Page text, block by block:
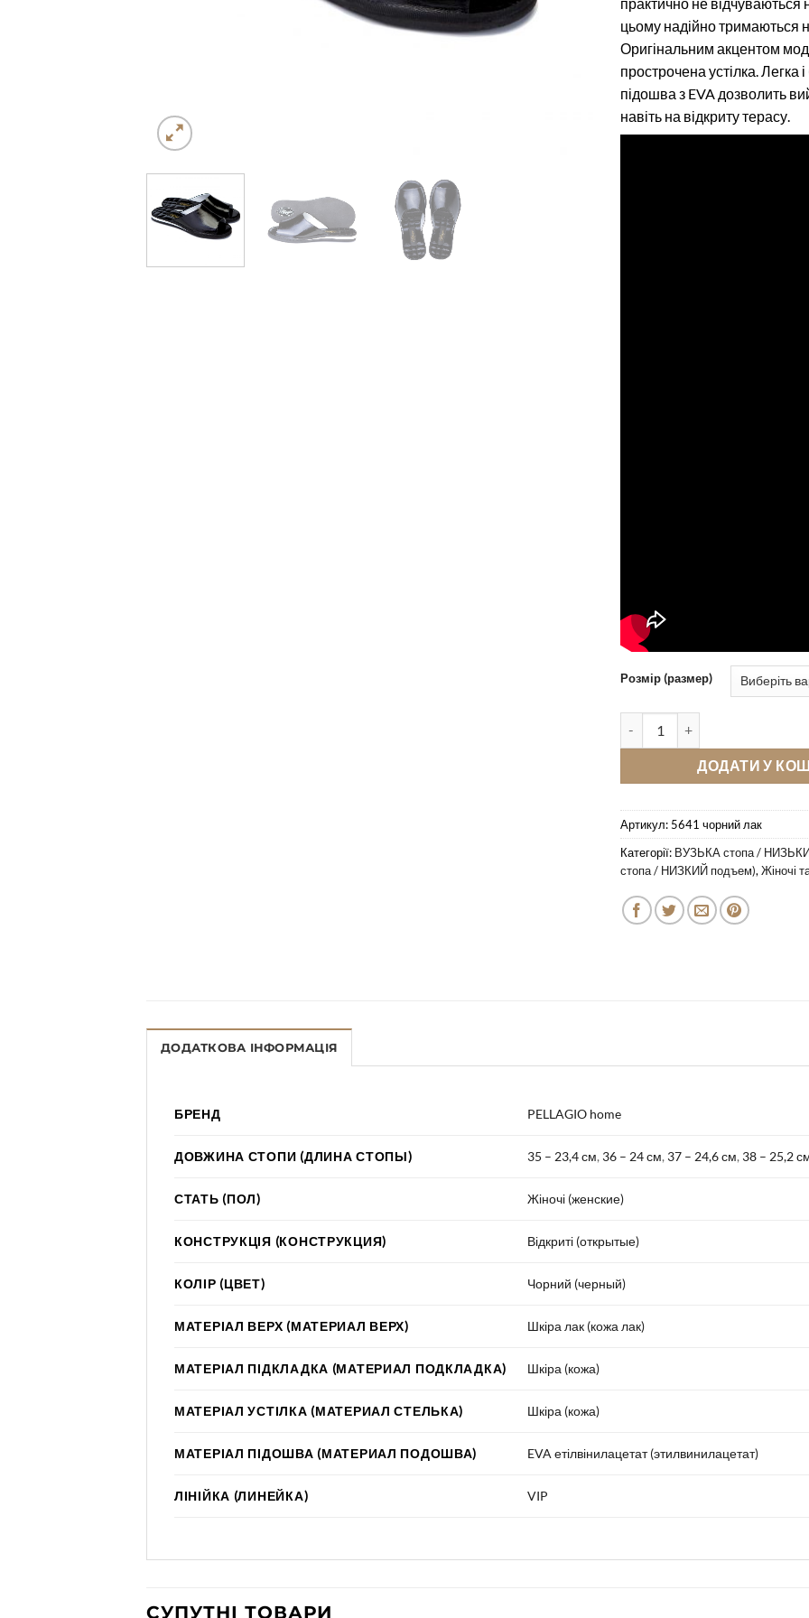
цьому надійно тримаються
Оригінальним акцентом
прострочена устілка. Легка
підошва з EVA дозволить
навіть на відкриту терасу.
Розмір (размер)
ДОДАТИ У
Артикул: 5641 чорний лак
Категорії: ВУЗЬКА стопа /
стопа / НИЗКИЙ подъем), Жіночі
ДОДАТКОВА ІНФОРМАЦІЯ
БРЕНД PELLAGIO home
ДОВЖИНА СТОПИ (ДЛИНА СТОПЫ) 35 – 23,4 см, 36 – 24 см, 37 – 24,6 см, 38 – 25,2
СТАТЬ (ПОЛ) Жіночі (женские)
КОНСТРУКЦІЯ (КОНСТРУКЦИЯ) Відкриті (открытые)
КОЛІР (ЦВЕТ) Чорний (черный)
МАТЕРІАЛ ВЕРХ (МАТЕРИАЛ ВЕРХ) Шкіра лак (кожа лак)
МАТЕРІАЛ ПІДКЛАДКА (МАТЕРИАЛ ПОДКЛАДКА) Шкіра (кожа)
МАТЕРІАЛ УСТІЛКА (МАТЕРИАЛ СТЕЛЬКА) Шкіра (кожа)
МАТЕРІАЛ ПІДОШВА (МАТЕРИАЛ ПОДОШВА) EVA етілвінилацетат (этилвинилацетат)
ЛІНІЙКА (ЛИНЕЙКА) VIP
СУПУТНІ ТОВАРИ